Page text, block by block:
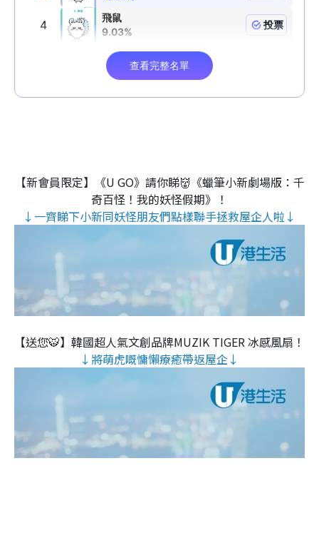
【新會員限定】《U GO》請你睇👹《蠟筆小新劇場版：千
奇百怪！我的妖怪假期》！
↓一齊睇下小新同妖怪朋友們點樣聯手拯救屋企人啦↓
【送您🐯】韓國超人氣文創品牌MUZIK TIGER 冰感風扇！
↓將萌虎嘅慵懶療癒帶返屋企↓